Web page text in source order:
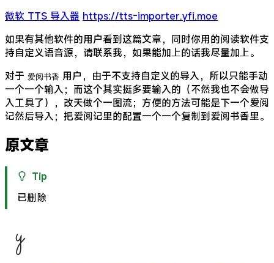
微软 TTS 导入器 https://tts-importer.yfi.moe
如果有其他软件的用户看到这篇文章，同时你用的阅读软件支
持自定义语音源，请联系我，如果能加上的话我尽量加上。
对于 爱阅书香 用户，由于不支持自定义的导入，所以只能手动
一个一个输入；而这个其实挺多要输入的（不然我也不会做导
入工具了），改天做个一图流；方便的方法可能是下一个爱阅
记然后导入；把爱阅记里的配置一个一个复制到爱阅书香里。
原文章
Tip
已删除